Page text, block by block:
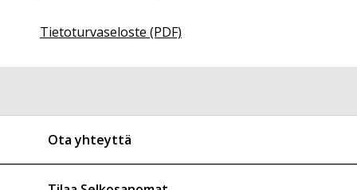
Tietoturvaseloste (PDF)
Ota yhteyttä